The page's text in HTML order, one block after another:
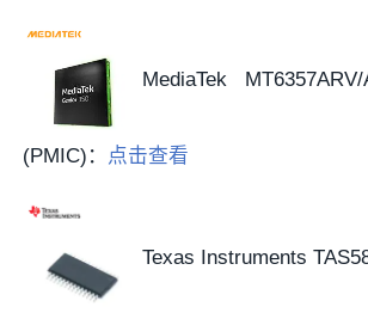
MediaTek
(PMIC)： 点击查看
Texas Instruments